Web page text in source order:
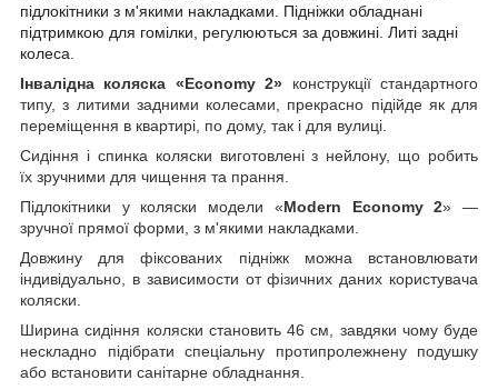
підлокітники з м'якими накладками. Підніжки обладнані
підтримкою для гомілки, регулюються за довжині. Литі задні
колеса.
Інвалідна коляска «Economy 2» конструкції стандартного
типу, з литими задними колесами, прекрасно підійде як для
переміщення в квартирі, по дому, так і для вулиці.
Сидіння і спинка коляски виготовлені з нейлону, що робить
їх зручними для чищення та прання.
Підлокітники у коляски модели «Modern Economy 2» —
зручної прямої форми, з м'якими накладками.
Довжину для фіксованих підніжк можна встановлювати
індивідуально, в зависимости от фізичних даних користувача
коляски.
Ширина сидіння коляски становить 46 см, завдяки чому буде
нескладно підібрати спеціальну протипролежнену подушку
або встановити санітарне обладнання.